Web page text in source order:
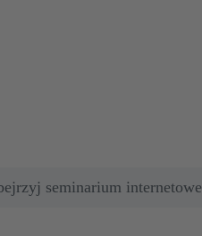
seminarium internetowe